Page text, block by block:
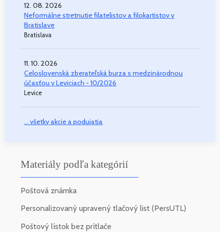
12. 08. 2026
Neformálne stretnutie filatelistov a filokartistov v
Bratislave
Bratislava
11. 10. 2026
Celoslovenská zberateľská burza s medzinárodnou
účasťou v Leviciach - 10/2026
Levice
... všetky akcie a podujatia
Materiály podľa kategórií
Poštová známka
Personalizovaný upravený tlačový list (PersUTL)
Poštový lístok bez prítlače